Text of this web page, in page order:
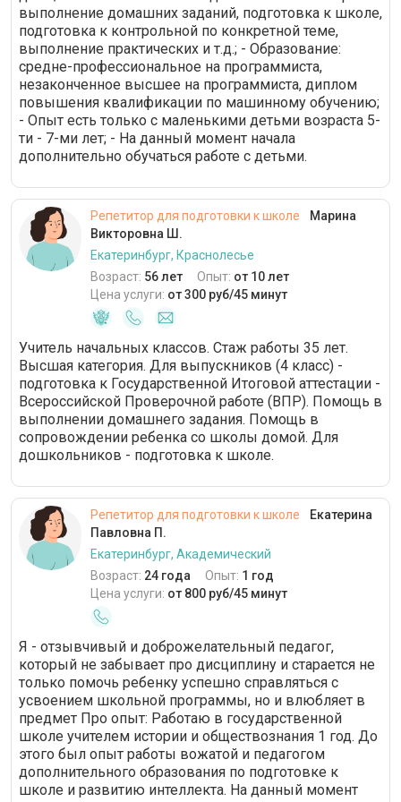
выполнение домашних заданий, подготовка к школе,
подготовка к контрольной по конкретной теме,
выполнение практических и т.д.; - Образование:
средне-профессиональное на программиста,
незаконченное высшее на программиста, диплом
повышения квалификации по машинному обучению;
- Опыт есть только с маленькими детьми возраста 5-
ти - 7-ми лет; - На данный момент начала
дополнительно обучаться работе с детьми.
Репетитор для подготовки к школе
Марина
Викторовна Ш.
Екатеринбург, Краснолесье
Возраст: 56 лет Опыт: от 10 лет
Цена услуги: от 300 руб/45 минут
Учитель начальных классов. Стаж работы 35 лет.
Высшая категория. Для выпускников (4 класс) -
подготовка к Государственной Итоговой аттестации -
Всероссийской Проверочной работе (ВПР). Помощь в
выполнении домашнего задания. Помощь в
сопровождении ребенка со школы домой. Для
дошкольников - подготовка к школе.
Репетитор для подготовки к школе
Екатерина
Павловна П.
Екатеринбург, Академический
Возраст: 24 года Опыт: 1 год
Цена услуги: от 800 руб/45 минут
Я - отзывчивый и доброжелательный педагог,
который не забывает про дисциплину и старается не
только помочь ребенку успешно справляться с
усвоением школьной программы, но и влюбляет в
предмет Про опыт: Работаю в государственной
школе учителем истории и обществознания 1 год. До
этого был опыт работы вожатой и педагогом
дополнительного образования по подготовке к
школе и развитию интеллекта. На данный момент